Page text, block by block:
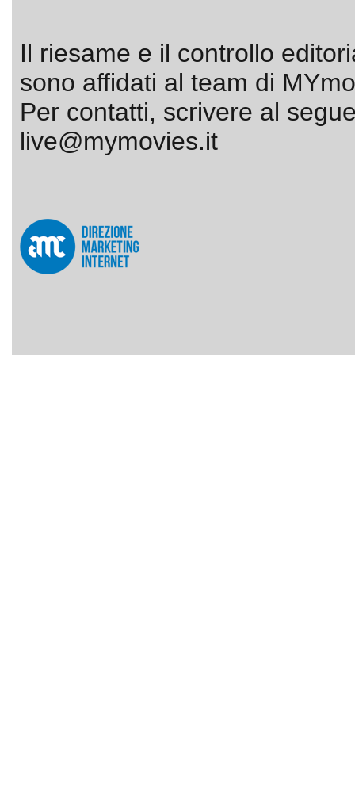
Il riesame e il controllo
sono affidati al team di
Per contatti, scrivere al
live@mymovies.it